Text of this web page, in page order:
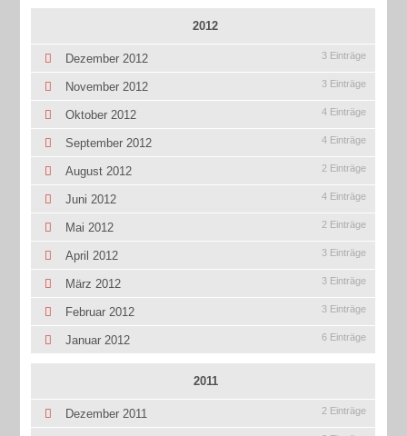
2012
Dezember 2012 3 Einträge
November 2012 3 Einträge
Oktober 2012 4 Einträge
September 2012 4 Einträge
August 2012 2 Einträge
Juni 2012 4 Einträge
Mai 2012 2 Einträge
April 2012 3 Einträge
März 2012 3 Einträge
Februar 2012 3 Einträge
Januar 2012 6 Einträge
2011
Dezember 2011 2 Einträge